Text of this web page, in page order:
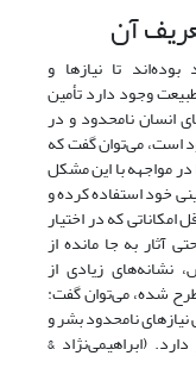
تا نیازها و
وجود دارد تأمین
انسان نامحدود و در
است، می‌توان گفت که
در مواجهه با این مشکل
خود استفاده کرده و
امکاناتی که در اختیار
آثار به جا مانده از
زیادی از
شده، می‌توان گفت:
نامحدود بشر و
(ابراهیمی‌نژاد &